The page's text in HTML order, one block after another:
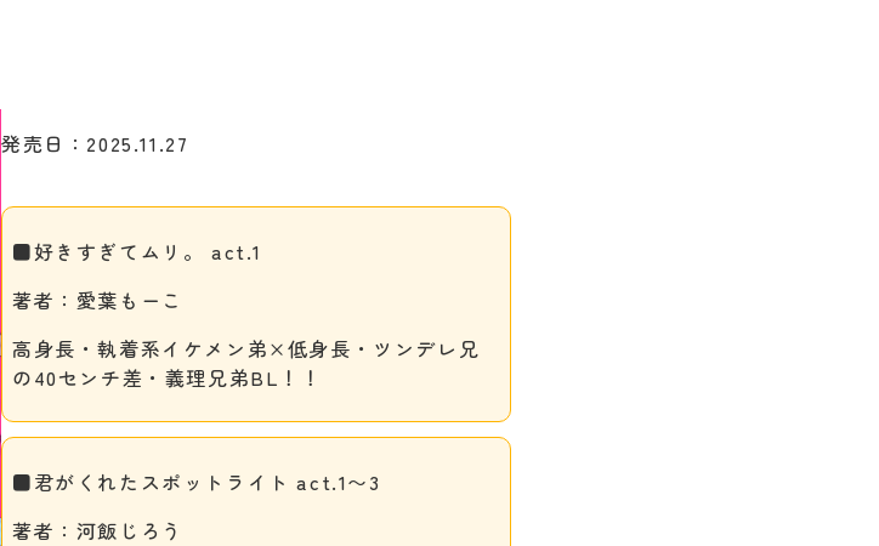
発売日：2025.11.27
■好きすぎてムリ。 act.1
著者：愛葉もーこ
高身長・執着系イケメン弟×低身長・ツンデレ兄
の40センチ差・義理兄弟BL！！
■君がくれたスポットライト act.1〜3
著者：河飯じろう